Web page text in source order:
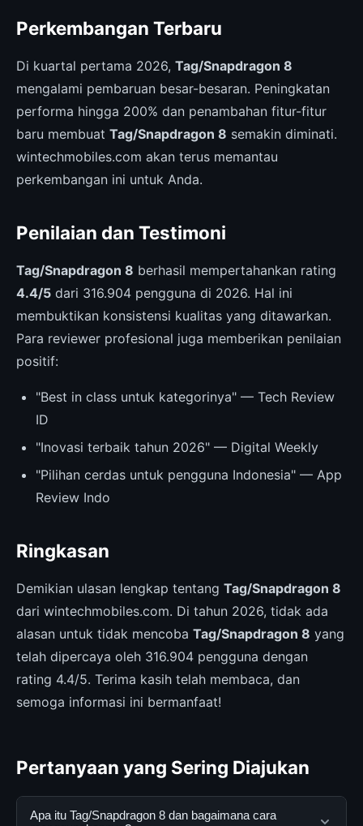
Perkembangan Terbaru
Di kuartal pertama 2026, Tag/Snapdragon 8
mengalami pembaruan besar-besaran. Peningkatan
performa hingga 200% dan penambahan fitur-fitur
baru membuat Tag/Snapdragon 8 semakin diminati.
wintechmobiles.com akan terus memantau
perkembangan ini untuk Anda.
Penilaian dan Testimoni
Tag/Snapdragon 8 berhasil mempertahankan rating
4.4/5 dari 316.904 pengguna di 2026. Hal ini
membuktikan konsistensi kualitas yang ditawarkan.
Para reviewer profesional juga memberikan penilaian
positif:
"Best in class untuk kategorinya" — Tech Review
ID
"Inovasi terbaik tahun 2026" — Digital Weekly
"Pilihan cerdas untuk pengguna Indonesia" — App
Review Indo
Ringkasan
Demikian ulasan lengkap tentang Tag/Snapdragon 8
dari wintechmobiles.com. Di tahun 2026, tidak ada
alasan untuk tidak mencoba Tag/Snapdragon 8 yang
telah dipercaya oleh 316.904 pengguna dengan
rating 4.4/5. Terima kasih telah membaca, dan
semoga informasi ini bermanfaat!
Pertanyaan yang Sering Diajukan
Apa itu Tag/Snapdragon 8 dan bagaimana cara